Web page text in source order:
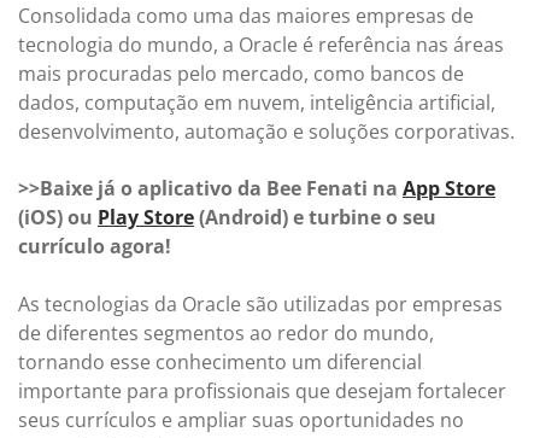
Consolidada como uma das maiores empresas de
tecnologia do mundo, a Oracle é referência nas áreas
mais procuradas pelo mercado, como bancos de
dados, computação em nuvem, inteligência artificial,
desenvolvimento, automação e soluções corporativas.
>>Baixe já o aplicativo da Bee Fenati na App Store
(iOS) ou Play Store(Android) e turbine o seu
currículo agora!
As tecnologias da Oracle são utilizadas por empresas
de diferentes segmentos ao redor do mundo,
tornando esse conhecimento um diferencial
importante para profissionais que desejam fortalecer
seus currículos e ampliar suas oportunidades no